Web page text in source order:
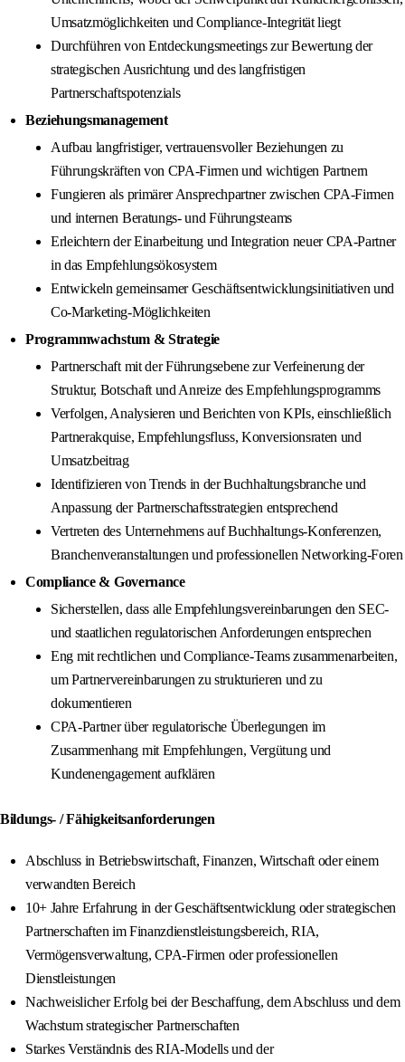
Umsatzmöglichkeiten und Compliance-Integrität liegt
Durchführen von Entdeckungsmeetings zur Bewertung der
strategischen Ausrichtung und des langfristigen
Partnerschaftspotenzials
Beziehungsmanagement
Aufbau langfristiger, vertrauensvoller Beziehungen zu
Führungskräften von CPA-Firmen und wichtigen Partnern
Fungieren als primärer Ansprechpartner zwischen CPA-Firmen
und internen Beratungs- und Führungsteams
Erleichtern der Einarbeitung und Integration neuer CPA-Partner
in das Empfehlungsökosystem
Entwickeln gemeinsamer Geschäftsentwicklungsinitiativen und
Co-Marketing-Möglichkeiten
Programmwachstum & Strategie
Partnerschaft mit der Führungsebene zur Verfeinerung der
Struktur, Botschaft und Anreize des Empfehlungsprogramms
Verfolgen, Analysieren und Berichten von KPIs, einschließlich
Partnerakquise, Empfehlungsfluss, Konversionsraten und
Umsatzbeitrag
Identifizieren von Trends in der Buchhaltungsbranche und
Anpassung der Partnerschaftsstrategien entsprechend
Vertreten des Unternehmens auf Buchhaltungs-Konferenzen,
Branchenveranstaltungen und professionellen Networking-Foren
Compliance & Governance
Sicherstellen, dass alle Empfehlungsvereinbarungen den SEC-
und staatlichen regulatorischen Anforderungen entsprechen
Eng mit rechtlichen und Compliance-Teams zusammenarbeiten,
um Partnervereinbarungen zu strukturieren und zu
dokumentieren
CPA-Partner über regulatorische Überlegungen im
Zusammenhang mit Empfehlungen, Vergütung und
Kundenengagement aufklären
Bildungs- / Fähigkeitsanforderungen
Abschluss in Betriebswirtschaft, Finanzen, Wirtschaft oder einem
verwandten Bereich
10+ Jahre Erfahrung in der Geschäftsentwicklung oder strategischen
Partnerschaften im Finanzdienstleistungsbereich, RIA,
Vermögensverwaltung, CPA-Firmen oder professionellen
Dienstleistungen
Nachweislicher Erfolg bei der Beschaffung, dem Abschluss und dem
Wachstum strategischer Partnerschaften
Starkes Verständnis des RIA-Modells und der